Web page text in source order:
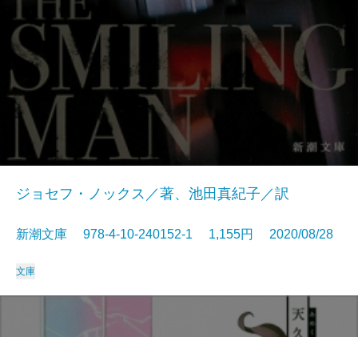
ジョセフ・ノックス／著、池田真紀子／訳
新潮文庫 978-4-10-240152-1 1,155円 2020/08/28
文庫